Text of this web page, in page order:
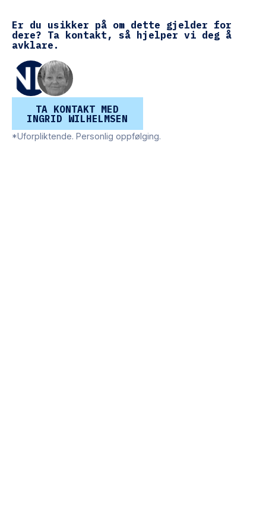
Er du usikker på om dette gjelder for
dere? Ta kontakt, så hjelper vi deg å
avklare.
TA KONTAKT MED OSS →
TA KONTAKT MED
INGRID WILHELMSEN
*Uforpliktende. Personlig oppfølging.